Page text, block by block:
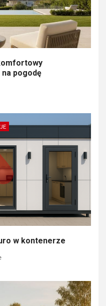
pogodę
w kontenerze